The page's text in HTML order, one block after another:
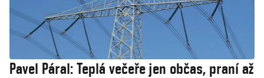
Pavel Páral: Teplá večeře jen občas, praní až